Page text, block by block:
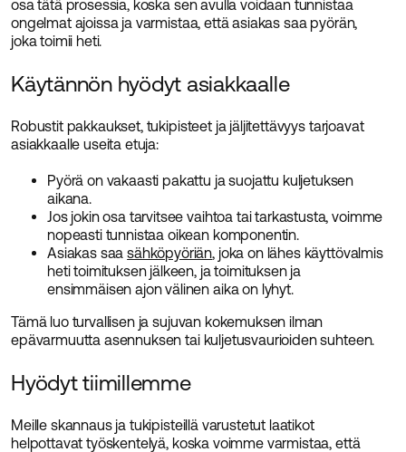
osa tätä prosessia, koska sen avulla voidaan tunnistaa
ongelmat ajoissa ja varmistaa, että asiakas saa pyörän,
joka toimii heti.
Käytännön hyödyt asiakkaalle
Robustit pakkaukset, tukipisteet ja jäljitettävyys tarjoavat
asiakkaalle useita etuja:
Pyörä on vakaasti pakattu ja suojattu kuljetuksen
aikana.
Jos jokin osa tarvitsee vaihtoa tai tarkastusta, voimme
nopeasti tunnistaa oikean komponentin.
Asiakas saasähköpyöriän, joka on lähes käyttövalmis
heti toimituksen jälkeen, ja toimituksen ja
ensimmäisen ajon välinen aika on lyhyt.
Tämä luo turvallisen ja sujuvan kokemuksen ilman
epävarmuutta asennuksen tai kuljetusvaurioiden suhteen.
Hyödyt tiimillemme
Meille skannaus ja tukipisteillä varustetut laatikot
helpottavat työskentelyä, koska voimme varmistaa, että